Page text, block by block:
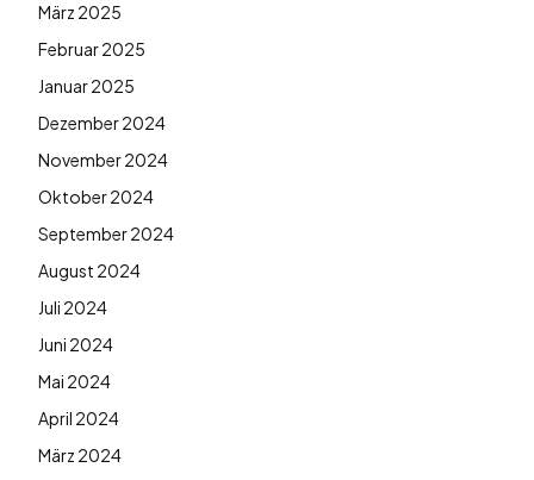
März 2025
Februar 2025
Januar 2025
Dezember 2024
November 2024
Oktober 2024
September 2024
August 2024
Juli 2024
Juni 2024
Mai 2024
April 2024
März 2024